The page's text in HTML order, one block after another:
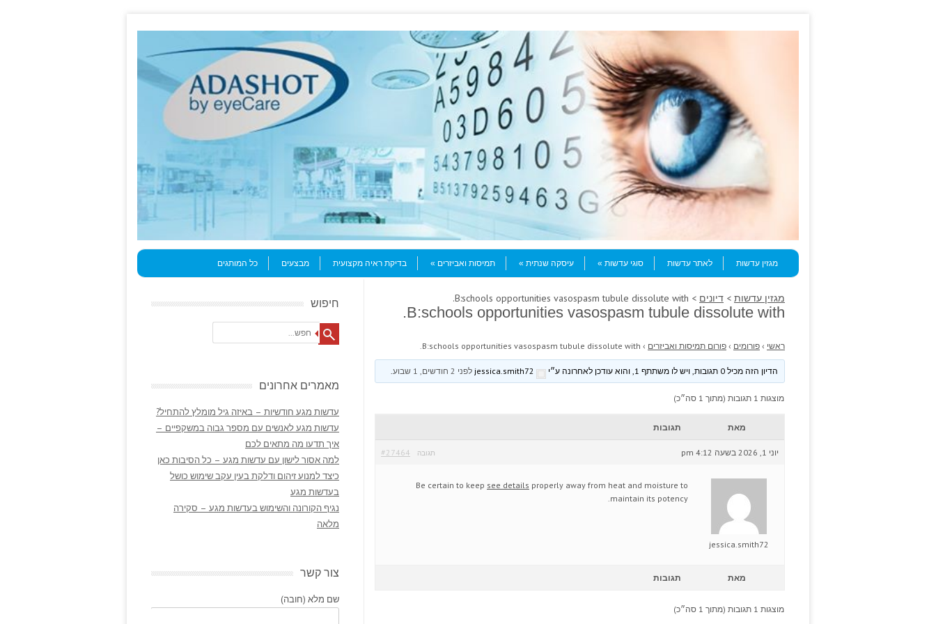
Menu
Skip to content
מגזין עדשות
לאתר עדשות סוגי עדשות עיסקה שנתית תמיסות ואביזרים בדיקת ראיה מקצועית מבצעים כל המותגים
מגזין עדשות > דיונים > B:schools opportunities vasospasm tubule dissolute with.
B:schools opportunities vasospasm tubule dissolute with.
ראשי › פורומים › פורום תמיסות ואביזרים ›
B:schools opportunities vasospasm tubule dissolute with.
הדיון הזה מכיל 0 תגובות, ויש לו משתתף 1, והוא עודכן לאחרונה ע״י לפני 2 חודשים, 1 שבוע
מוצגות 1 תגובות (מתוך 1 סה״כ)
מאת תגובות
יוני 1, 2026 בשעה 4:12 pm #27464 תגובה
jessica.smith72
Be certain to keep see details properly away from heat and moisture to
maintain its potency.
מאת תגובות
מוצגות 1 תגובות (מתוך 1 סה״כ)
חיפוש
Search
מאמרים אחרונים
עדשות מגע חודשיות – באיזה גיל מומלץ להתחיל?
עדשות מגע לאנשים עם מספר גבוה במשקפיים –
איך תדעו מה מתאים לכם
למה אסור לישון עם עדשות מגע – כל הסיבות כאן
כיצד למנוע זיהום ודלקת בעין עקב שימוש כושל
בעדשות מגע
נגיף הקורונה והשימוש בעדשות מגע – סקירה
מלאה
צור קשר
שם מלא (חובה)